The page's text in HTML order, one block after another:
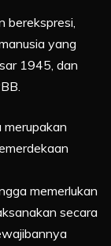
berekspresi,
yang
1945, dan
merupakan
memerlukan
secara